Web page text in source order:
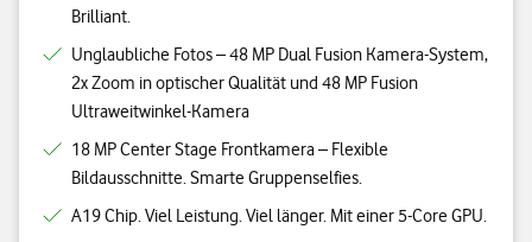
Brilliant.
Unglaubliche Fotos – 48 MP Dual Fusion Kamera-System,
2x Zoom in optischer Qualität und 48 MP Fusion
Ultraweitwinkel-Kamera
18 MP Center Stage Frontkamera – Flexible
Bildausschnitte. Smarte Gruppenselfies.
A19 Chip. Viel Leistung. Viel länger. Mit einer 5-Core GPU.